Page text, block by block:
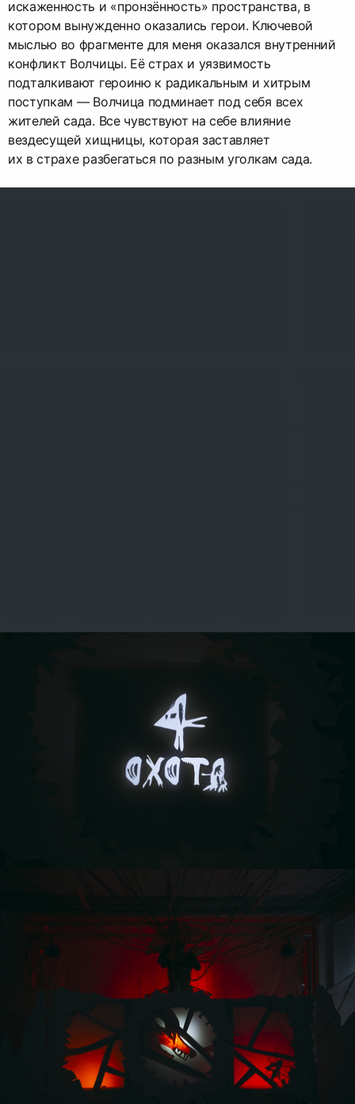
искаженность и «пронзённость» пространства, в
котором вынужденно оказались герои. Ключевой
мыслью во фрагменте для меня оказался внутренний
конфликт Волчицы. Её страх и уязвимость
подталкивают героиню к радикальным и хитрым
поступкам — Волчица подминает под себя всех
жителей сада. Все чувствуют на себе влияние
вездесущей хищницы, которая заставляет
их в страхе разбегаться по разным уголкам сада.